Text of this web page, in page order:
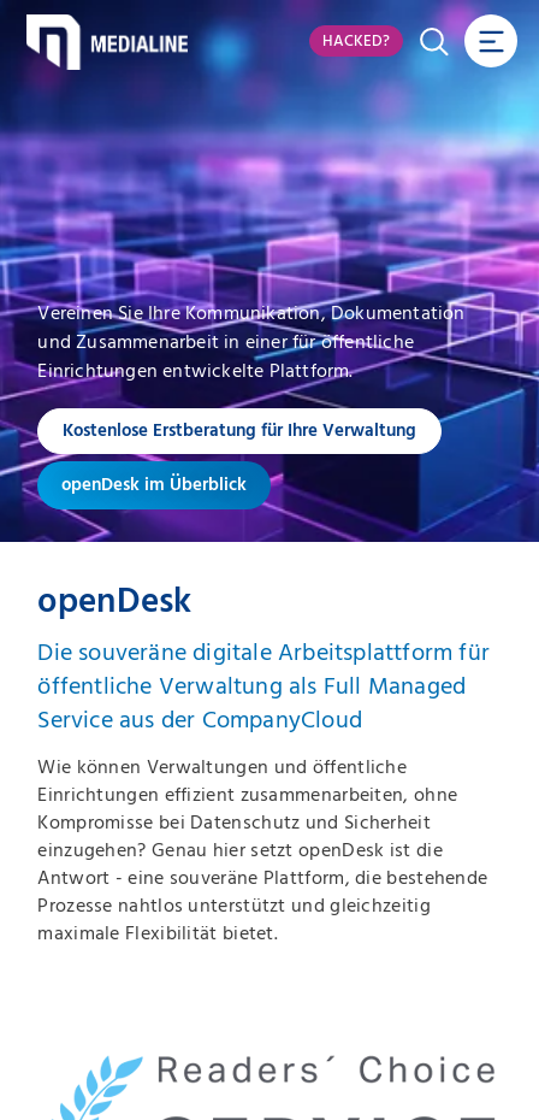
HACKED?
Vereinen Sie Ihre Kommunikation, Dokumentation
und Zusammenarbeit in einer für öffentliche
Einrichtungen entwickelte Plattform.
Kostenlose Erstberatung für Ihre Verwaltung
openDesk im Überblick
openDesk
Die souveräne digitale Arbeitsplattform für
öffentliche Verwaltung als Full Managed
Service aus der CompanyCloud
Wie können Verwaltungen und öffentliche
Einrichtungen effizient zusammenarbeiten, ohne
Kompromisse bei Datenschutz und Sicherheit
einzugehen? Genau hier setzt openDesk ist die
Antwort - eine souveräne Plattform, die bestehende
Prozesse nahtlos unterstützt und gleichzeitig
maximale Flexibilität bietet.